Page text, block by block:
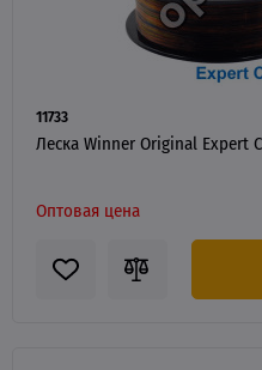
11733
Леска Winner Original
Оптовая цена